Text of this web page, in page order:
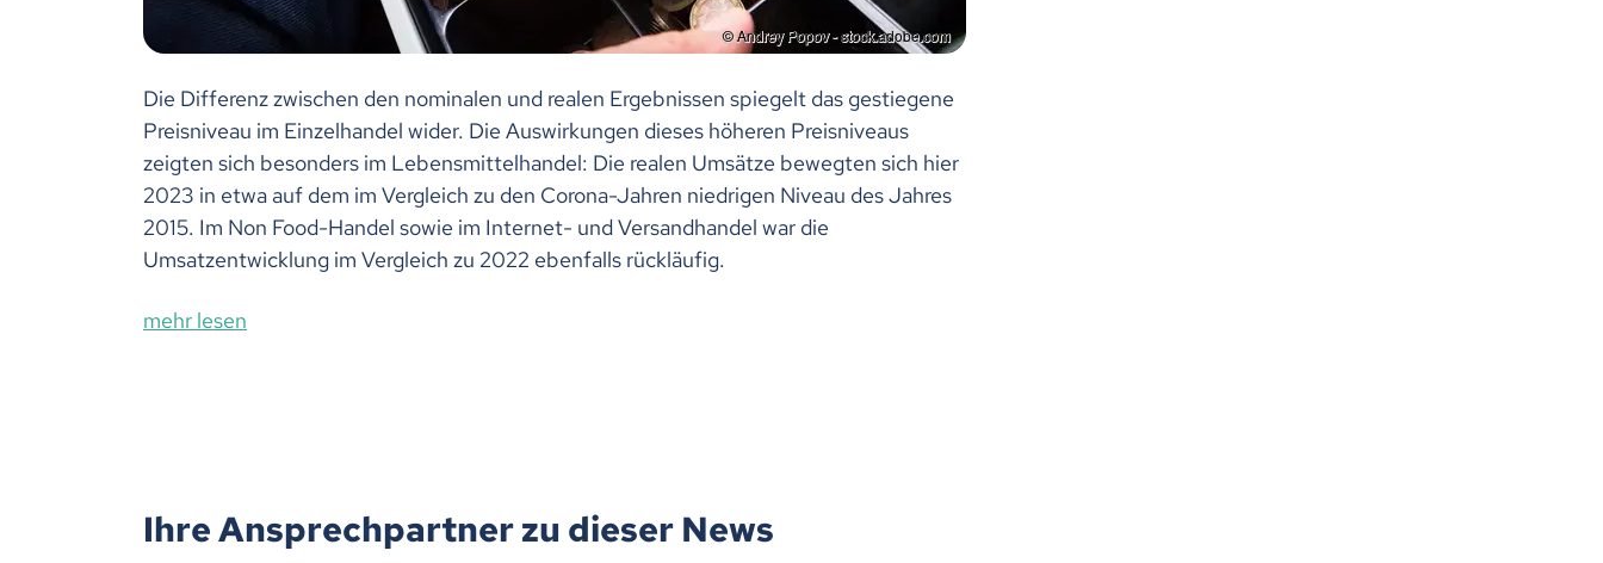
Die Differenz zwischen den nominalen und realen Ergebnissen spiegelt das gestiegene
Preisniveau im Einzelhandel wider. Die Auswirkungen dieses höheren Preisniveaus
zeigten sich besonders im Lebensmittelhandel: Die realen Umsätze bewegten sich hier
2023 in etwa auf dem im Vergleich zu den Corona-Jahren niedrigen Niveau des Jahres
2015. Im Non Food-Handel sowie im Internet- und Versandhandel war die
Umsatzentwicklung im Vergleich zu 2022 ebenfalls rückläufig.
mehr lesen
Ihre Ansprechpartner zu dieser News